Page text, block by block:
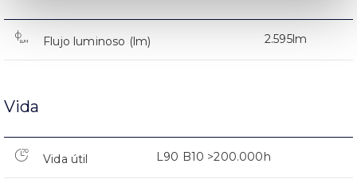
Flujo luminoso (lm) 2.595lm
Vida
Vida útil L90 B10 >200.000h